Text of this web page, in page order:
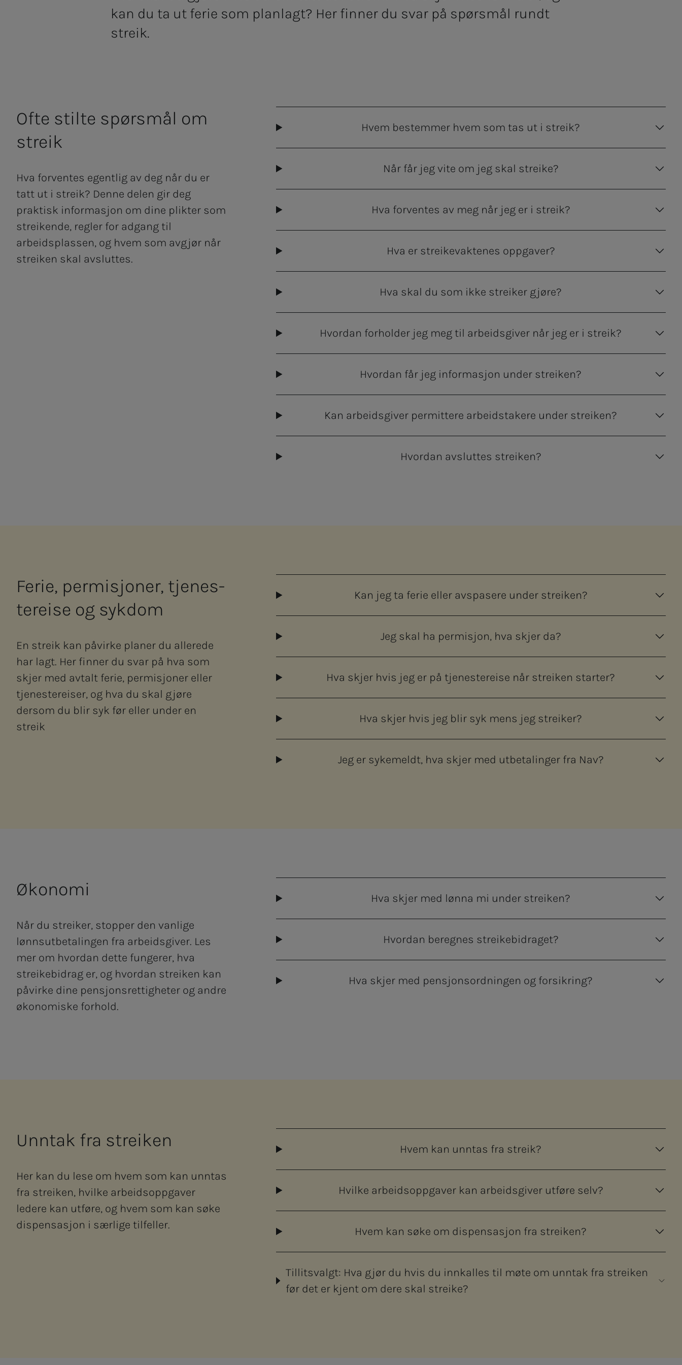
kan du ta ut ferie som planlagt? Her finner du svar på spørsmål rundt
streik.
Ofte stil­­­te spørs­­­mål om
streik
Hva forventes egentlig av deg når du er
tatt ut i streik? Denne delen gir deg
praktisk informasjon om dine plikter som
streikende, regler for adgang til
arbeidsplassen, og hvem som avgjør når
streiken skal avsluttes.
Hvem bestemmer hvem som tas ut i streik?
Når får jeg vite om jeg skal streike?
Hva forventes av meg når jeg er i streik?
Hva er streikevaktenes oppgaver?
Hva skal du som ikke streiker gjøre?
Hvordan forholder jeg meg til arbeidsgiver når jeg er i streik?
Hvordan får jeg informasjon under streiken?
Kan arbeidsgiver permittere arbeidstakere under streiken?
Hvordan avsluttes streiken?
Fe­rie, perm­­­i­­­sjo­­­ner, tje­­­nes­­
te­rei­­­se og syk­­­dom
En streik kan påvirke planer du allerede
har lagt. Her finner du svar på hva som
skjer med avtalt ferie, permisjoner eller
tjenestereiser, og hva du skal gjøre
dersom du blir syk før eller under en
streik
Kan jeg ta ferie eller avspasere under streiken?
Jeg skal ha permisjon, hva skjer da?
Hva skjer hvis jeg er på tjenestereise når streiken starter?
Hva skjer hvis jeg blir syk mens jeg streiker?
Jeg er sykemeldt, hva skjer med utbetalinger fra Nav?
Øko­­­­­no­­­mi
Når du streiker, stopper den vanlige
lønnsutbetalingen fra arbeidsgiver. Les
mer om hvordan dette fungerer, hva
streikebidrag er, og hvordan streiken kan
påvirke dine pensjonsrettigheter og andre
økonomiske forhold.
Hva skjer med lønna mi under streiken?
Hvordan beregnes streikebidraget?
Hva skjer med pensjonsordningen og forsikring?
Unn­­­tak fra strei­­­ken
Her kan du lese om hvem som kan unntas
fra streiken, hvilke arbeidsoppgaver
ledere kan utføre, og hvem som kan søke
dispensasjon i særlige tilfeller.
Hvem kan unntas fra streik?
Hvilke arbeidsoppgaver kan arbeidsgiver utføre selv?
Hvem kan søke om dispensasjon fra streiken?
Tillitsvalgt: Hva gjør du hvis du innkalles til møte om unntak fra streiken
før det er kjent om dere skal streike?